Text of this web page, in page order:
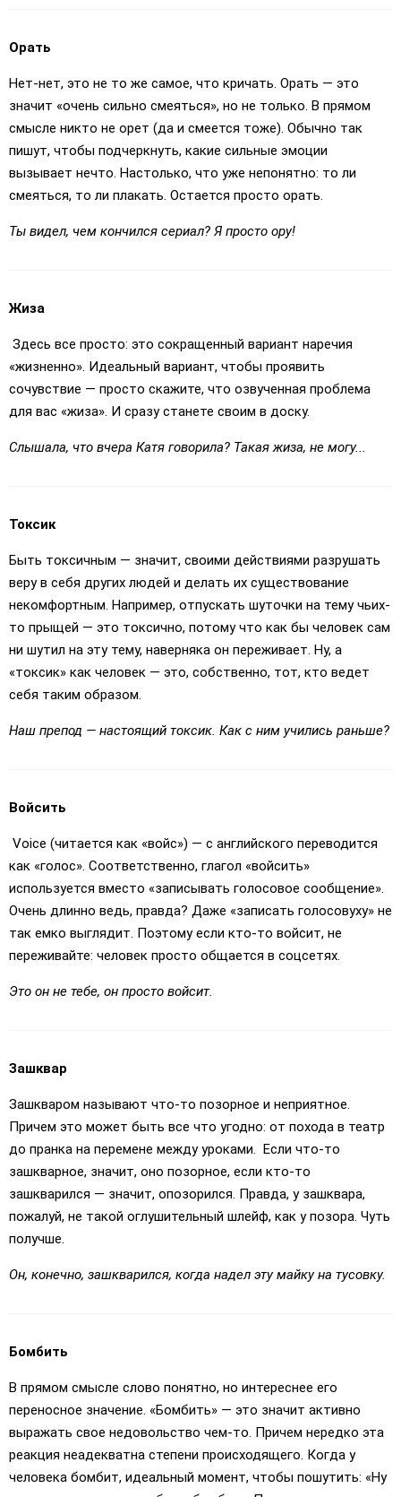
Орать
Нет-нет, это не то же самое, что кричать. Орать — это
значит «очень сильно смеяться», но не только. В прямом
смысле никто не орет (да и смеется тоже). Обычно так
пишут, чтобы подчеркнуть, какие сильные эмоции
вызывает нечто. Настолько, что уже непонятно: то ли
смеяться, то ли плакать. Остается просто орать.
Ты видел, чем кончился сериал? Я просто ору!
Жиза
Здесь все просто: это сокращенный вариант наречия
«жизненно». Идеальный вариант, чтобы проявить
сочувствие — просто скажите, что озвученная проблема
для вас «жиза». И сразу станете своим в доску.
Слышала, что вчера Катя говорила? Такая жиза, не могу...
Токсик
Быть токсичным — значит, своими действиями разрушать
веру в себя других людей и делать их существование
некомфортным. Например, отпускать шуточки на тему чьих-
то прыщей — это токсично, потому что как бы человек сам
ни шутил на эту тему, наверняка он переживает. Ну, а
«токсик» как человек — это, собственно, тот, кто ведет
себя таким образом.
Наш препод — настоящий токсик. Как с ним учились раньше?
Войсить
Voice (читается как «войс») — с английского переводится
как «голос». Соответственно, глагол «войсить»
используется вместо «записывать голосовое сообщение».
Очень длинно ведь, правда? Даже «записать голосовуху» не
так емко выглядит. Поэтому если кто-то войсит, не
переживайте: человек просто общается в соцсетях.
Это он не тебе, он просто войсит.
Зашквар
Зашкваром называют что-то позорное и неприятное.
Причем это может быть все что угодно: от похода в театр
до пранка на перемене между уроками. Если что-то
зашкварное, значит, оно позорное, если кто-то
зашкварился — значит, опозорился. Правда, у зашквара,
пожалуй, не такой оглушительный шлейф, как у позора. Чуть
получше.
Он, конечно, зашкварился, когда надел эту майку на тусовку.
Бомбить
В прямом смысле слово понятно, но интереснее его
переносное значение. «Бомбить» — это значит активно
выражать свое недовольство чем-то. Причем нередко эта
реакция неадекватна степени происходящего. Когда у
человека бомбит, идеальный момент, чтобы пошутить: «Ну